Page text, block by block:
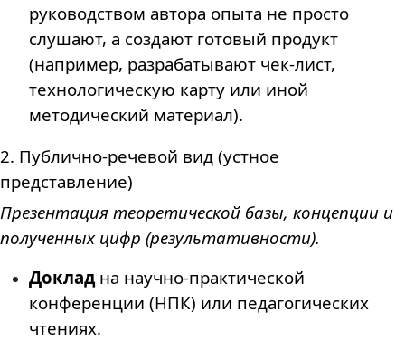
руководством автора опыта не просто
слушают, а создают готовый продукт
(например, разрабатывают чек-лист,
технологическую карту или иной
методический материал).
2. Публично-речевой вид (устное
представление)
Презентация теоретической базы, концепции и
полученных цифр (результативности).
Докладна научно-практической
конференции (НПК) или педагогических
чтениях.